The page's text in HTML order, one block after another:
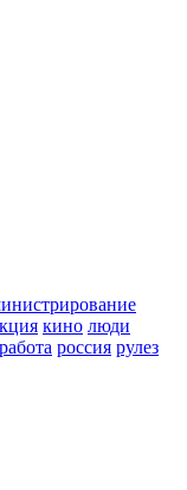
кино люди
работа россия рулез